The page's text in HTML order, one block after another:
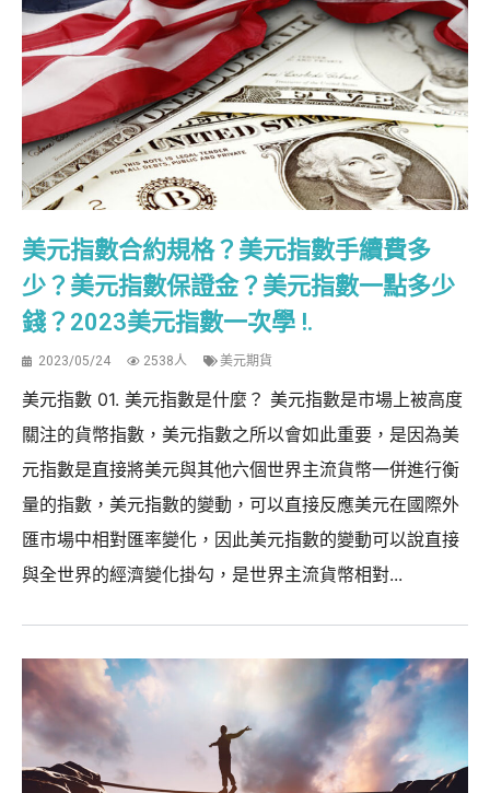
美元指數合約規格？美元指數手續費多
少？美元指數保證金？美元指數一點多少
錢？2023美元指數一次學 !.
2023/05/24 2538人 美元期貨
美元指數 01. 美元指數是什麼？ 美元指數是市場上被高度
關注的貨幣指數，美元指數之所以會如此重要，是因為美
元指數是直接將美元與其他六個世界主流貨幣一併進行衡
量的指數，美元指數的變動，可以直接反應美元在國際外
匯市場中相對匯率變化，因此美元指數的變動可以說直接
與全世界的經濟變化掛勾，是世界主流貨幣相對...